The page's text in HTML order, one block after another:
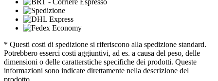
* Questi costi di spedizione si riferiscono alla spedizione standard.
Potrebbero esserci costi aggiuntivi, ad es. a causa del peso, delle
dimensioni o delle caratterstiche specifiche dei prodotti. Queste
informazioni sono indicate direttamente nella descrizione del
prodotto.